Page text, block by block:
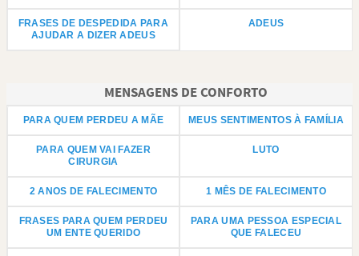
FRASES DE DESPEDIDA PARA
AJUDAR A DIZER ADEUS
ADEUS
MENSAGENS DE CONFORTO
PARA QUEM PERDEU A MÃE MEUS SENTIMENTOS À FAMÍLIA
PARA QUEM VAI FAZER
CIRURGIA
LUTO
2 ANOS DE FALECIMENTO 1 MÊS DE FALECIMENTO
FRASES PARA QUEM PERDEU
UM ENTE QUERIDO
PARA UMA PESSOA ESPECIAL
QUE FALECEU